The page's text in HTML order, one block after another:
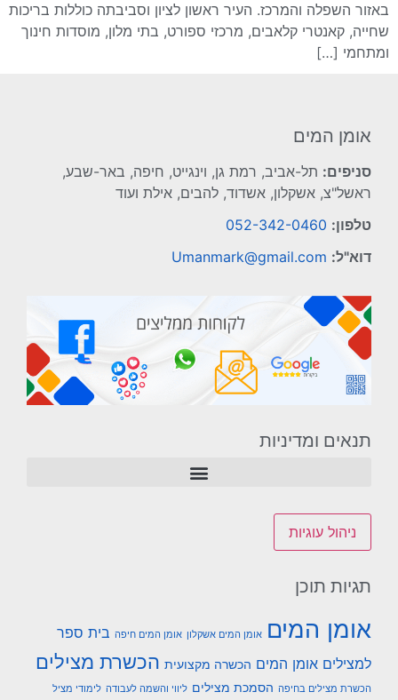
באזור השפלה והמרכז. העיר ראשון לציון וסביבתה כוללות בריכות
שחייה, קאנטרי קלאבים, מרכזי ספורט, בתי מלון, מוסדות חינוך
ומתחמי […]
אומן המים
סניפים: תל-אביב, רמת גן, וינגייט, חיפה, באר-שבע,
ראשל"צ, אשקלון, אשדוד, להבים, אילת ועוד
טלפון: 052-342-0460
דוא"ל: Umanmark@gmail.com
תנאים ומדיניות
ניהול עוגיות
תגיות תוכן
אומן המים אומן המים אשקלון אומן המים חיפה בית ספר
למצילים אומן המים הכשרה מקצועית הכשרת מצילים
הכשרת מצילים בחיפה הסמכת מצילים ליווי והשמה לעבודה לימודי מציל